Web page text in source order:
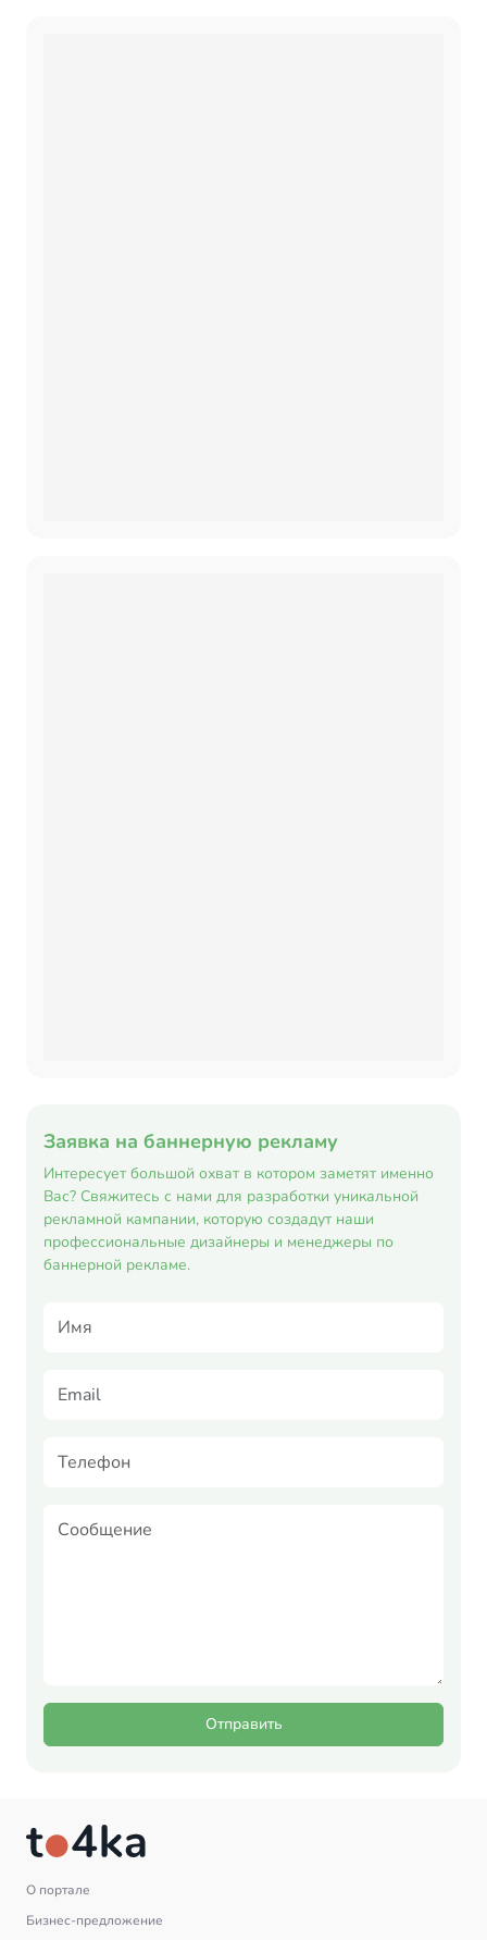
Заявка на баннерную рекламу
Интересует большой охват в котором заметят именно
Вас? Свяжитесь с нами для разработки уникальной
рекламной кампании, которую создадут наши
профессиональные дизайнеры и менеджеры по
баннерной рекламе.
Отправить
О портале
Бизнес-предложение